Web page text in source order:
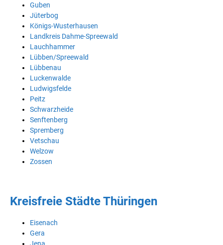
Guben
Jüterbog
Königs-Wusterhausen
Landkreis Dahme-Spreewald
Lauchhammer
Lübben/Spreewald
Lübbenau
Luckenwalde
Ludwigsfelde
Peitz
Schwarzheide
Senftenberg
Spremberg
Vetschau
Welzow
Zossen
Kreisfreie Städte Thüringen
Eisenach
Gera